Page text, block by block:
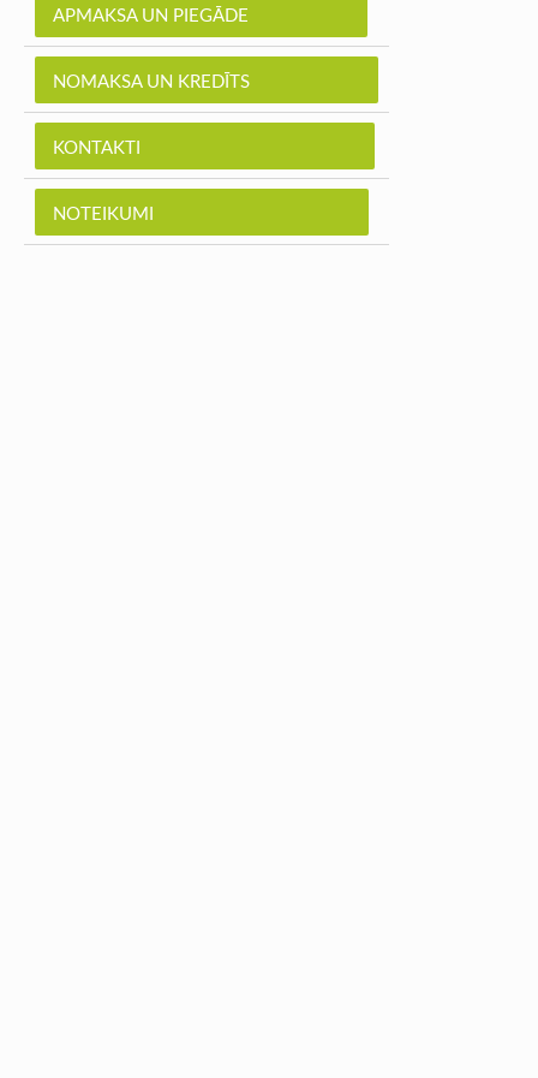
APMAKSA UN PIEGĀDE
NOMAKSA UN KREDĪTS
KONTAKTI
NOTEIKUMI